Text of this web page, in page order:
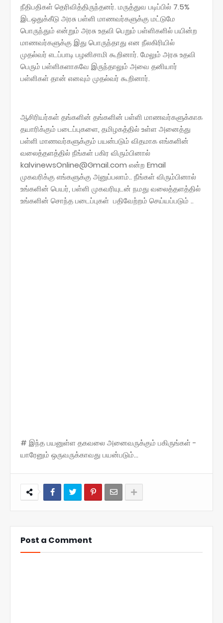
நீதிபதிகள் தெரிவித்திருந்தனர். மருத்துவ படிப்பில் 7.5%
இடஒதுக்கீடு அரசு பள்ளி மாணவர்களுக்கு மட்டுமே
பொருந்தும் என்றும் அரசு உதவி பெறும் பள்ளிகளில் பயின்ற
மாணவர்களுக்கு இது பொருந்தாது என நீலகிரியில்
முதல்வர் எடப்பாடி பழனிசாமி கூறினார். மேலும் அரசு உதவி
பெரும் பள்ளிகளாகவே இருந்தாலும் அவை தனியார்
பள்ளிகள் தான் எனவும் முதல்வர் கூறினார்.
ஆசிரியர்கள் தங்களின் தங்களின் பள்ளி மாணவர்களுக்காக
தயாரிக்கும் படைப்புகளை, தமிழகத்தில் உள்ள அனைத்து
பள்ளி மாணவர்களுக்கும் பயன்படும் விதமாக எங்களின்
வலைத்தளத்தில் நீங்கள் பகிர விரும்பினால்
kalvinewsOnline@Gmail.com என்ற Email
முகவரிக்கு எங்களுக்கு அனுப்பலாம்.. நீங்கள் விரும்பினால்
உங்களின் பெயர், பள்ளி முகவரியுடன் நமது வலைத்தளத்தில்
உங்களின் சொந்த படைப்புகள் பதிவேற்றம் செய்யப்படும் ..
# இந்த பயனுள்ள தகவலை அனைவருக்கும் பகிருங்கள் -
யாரேனும் ஒருவருக்காவது பயன்படும்...
Post a Comment